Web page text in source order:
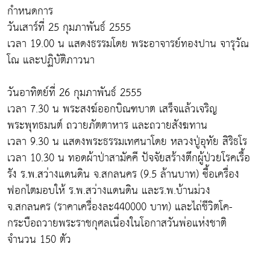
กำหนดการ
วันเสาร์ที่ 25 กุมภาพันธ์ 2555
เวลา 19.00 น แสดงธรรมโดย พระอาจารย์ทองปาน จารุวัณ
โณ และปฏิบัติภาวนา
วันอาทิตย์ที่ 26 กุมภาพันธ์ 2555
เวลา 7.30 น พระสงฆ์ออกบิณฑบาต เสร็จแล้วเจริญ
พระพุทธมนต์ ถวายภัตตาหาร และถวายสังฆทาน
เวลา 9.30 น แสดงพระธรรมเทศนาโดย หลวงปู่อุทัย สิริธโร
เวลา 10.30 น ทอดผ้าป่าสามัคคี ปัจจัยสร้างตึกผู้ป่วยโรคเรื้อ
รัง ร.พ.สว่างแดนดิน จ.สกลนคร (9.5 ล้านบาท) ซื้อเครื่อง
ฟอกไตมอบให้ ร.พ.สว่างแดนดิน และร.พ.บ้านม่วง
จ.สกลนคร (ราคาเครื่องละ440000 บาท) และไถ่ชีวิตโค-
กระบือถวายพระราชกุศลเนื่องในโอกาสวันพ่อแห่งชาติ
จำนวน 150 ตัว